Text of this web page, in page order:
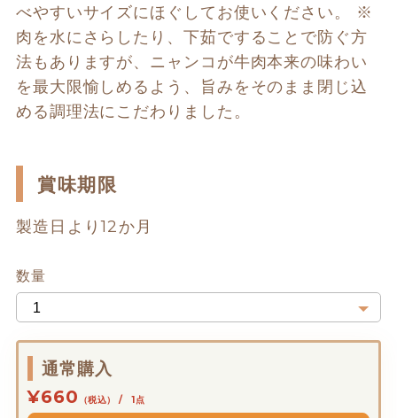
べやすいサイズにほぐしてお使いください。 ※
肉を水にさらしたり、下茹ですることで防ぐ方
法もありますが、ニャンコが牛肉本来の味わい
を最大限愉しめるよう、旨みをそのまま閉じ込
める調理法にこだわりました。
賞味期限
製造日より12か月
数量
通常購入
¥660 （税込） / 1点